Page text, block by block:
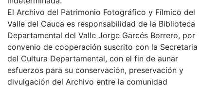
El Archivo del Patrimonio Fotográfico y Fílmico del
Valle del Cauca es responsabilidad de la Biblioteca
Departamental del Valle Jorge Garcés Borrero, por
convenio de cooperación suscrito con la Secretaria
del Cultura Departamental, con el fin de aunar
esfuerzos para su conservación, preservación y
divulgación del Archivo entre la comunidad